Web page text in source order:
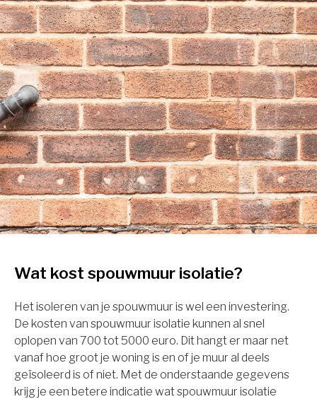
Wat kost spouwmuur isolatie?
Het isoleren van je spouwmuur is wel een investering.
De kosten van spouwmuur isolatie kunnen al snel
oplopen van 700 tot 5000 euro. Dit hangt er maar net
vanaf hoe groot je woning is en of je muur al deels
geïsoleerd is of niet. Met de onderstaande gegevens
krijg je een betere indicatie wat spouwmuur isolatie